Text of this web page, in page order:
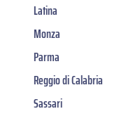
Latina
Monza
Parma
Reggio di Calabria
Sassari